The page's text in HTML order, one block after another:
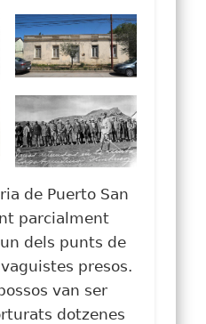
de Puerto San
parcialment
dels punts de
presos.
van ser
dotzenes